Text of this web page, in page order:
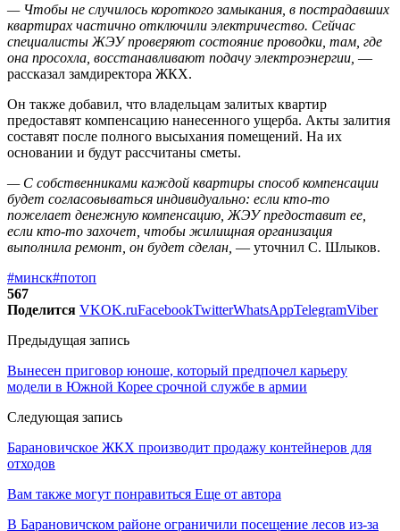
— Чтобы не случилось короткого замыкания, в пострадавших
квартирах частично отключили электричество. Сейчас
специалисты ЖЭУ проверяют состояние проводки, там, где
она просохла, восстанавливают подачу электроэнергии, —
рассказал замдиректора ЖКХ.
Он также добавил, что владельцам залитых квартир
предоставят компенсацию нанесенного ущерба. Акты залития
составят после полного высыхания помещений. На их
основании и будут рассчитаны сметы.
— С собственниками каждой квартиры способ компенсации
будет согласовываться индивидуально: если кто-то
пожелает денежную компенсацию, ЖЭУ предоставит ее,
если кто-то захочет, чтобы жилищная организация
выполнила ремонт, он будет сделан, — уточнил С. Шлыков.
#минск#потоп
567
Поделится VKOK.ruFacebookTwitterWhatsAppTelegramViber
Предыдущая запись
Вынесен приговор юноше, который предпочел карьеру
модели в Южной Корее срочной службе в армии
Следующая запись
Барановичское ЖКХ производит продажу контейнеров для
отходов
Вам также могут понравиться Еще от автора
В Барановичском районе ограничили посещение лесов из-за